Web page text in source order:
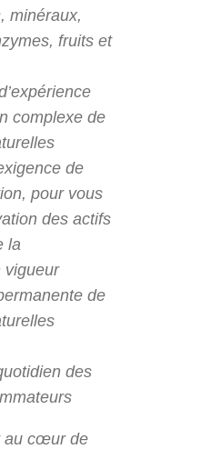
minéraux,
fruits et
complexe de
de
pour vous
des actifs
la
vigueur
de
des
au cœur de